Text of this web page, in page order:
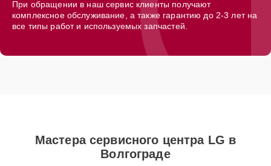
При обращении в наш сервис клиенты получают
комплексное обслуживание, а также гарантию до 2-3 лет на
все типы работ и используемых запчастей.
Мастера сервисного центра LG в
Волгограде